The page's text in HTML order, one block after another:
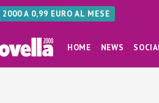
A 0,99 EURO AL MESE
HOME NEWS